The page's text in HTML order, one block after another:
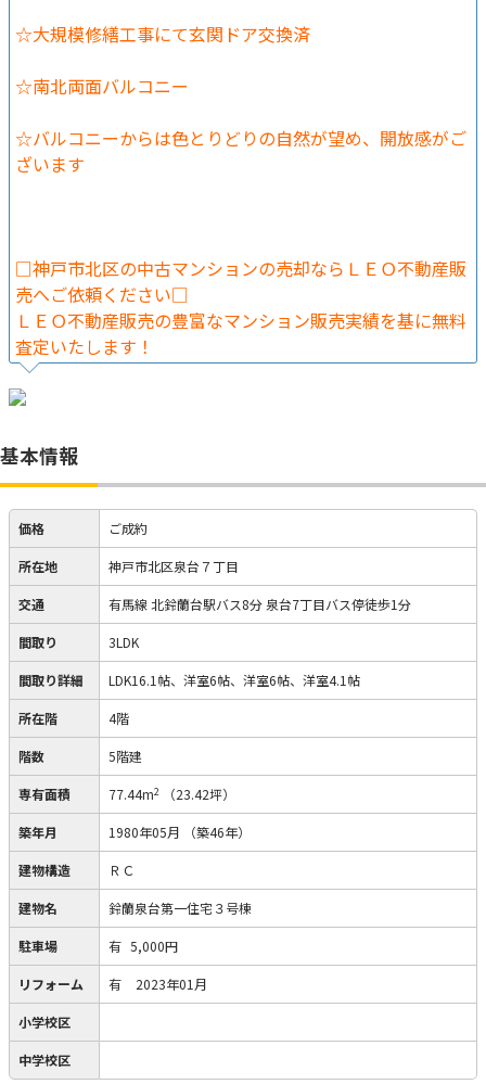
☆大規模修繕工事にて玄関ドア交換済
☆南北両面バルコニー
☆バルコニーからは色とりどりの自然が望め、開放感がご
ざいます
□神戸市北区の中古マンションの売却ならＬＥＯ不動産販
売へご依頼ください□
ＬＥＯ不動産販売の豊富なマンション販売実績を基に無料
査定いたします！
基本情報
価格 ご成約
所在地 神戸市北区泉台７丁目
交通 有馬線 北鈴蘭台駅バス8分 泉台7丁目バス停徒歩1分
間取り 3LDK
間取り詳細 LDK16.1帖、洋室6帖、洋室6帖、洋室4.1帖
所在階 4階
階数 5階建
専有面積 77.44m2 （23.42坪）
築年月 1980年05月 （築46年）
建物構造 ＲＣ
建物名 鈴蘭泉台第一住宅３号棟
駐車場 有 5,000円
リフォーム 有 2023年01月
小学校区
中学校区